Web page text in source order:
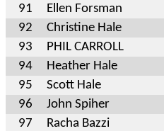
91
Ellen Forsman
92
Christine Hale
93
PHIL CARROLL
94
Heather Hale
95
Scott Hale
96
John Spiher
97
Racha Bazzi